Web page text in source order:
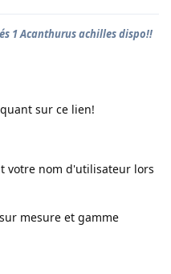
1 Acanthurus achilles dispo!!
sur ce lien!
votre nom d'utilisateur lors
mesure et gamme